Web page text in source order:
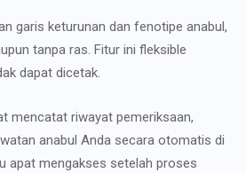
garis keturunan dan fenotipe anabul,
tanpa ras. Fitur ini fleksible
dapat dicetak.
mencatat riwayat pemeriksaan,
anabul Anda secara otomatis di
apat mengakses setelah proses